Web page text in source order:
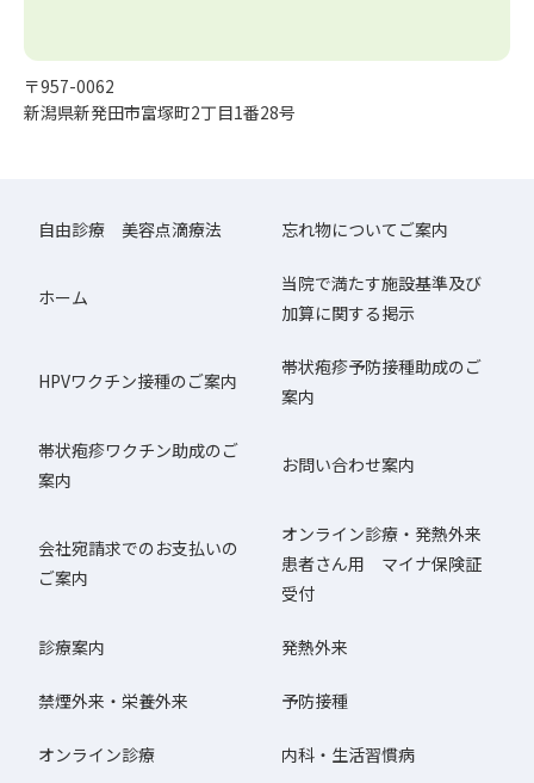
〒957-0062
新潟県新発田市富塚町2丁目1番28号
自由診療 美容点滴療法 忘れ物についてご案内
ホーム
当院で満たす施設基準及び
加算に関する掲示
HPVワクチン接種のご案内
帯状疱疹予防接種助成のご
案内
帯状疱疹ワクチン助成のご
案内
お問い合わせ案内
会社宛請求でのお支払いの
ご案内
オンライン診療・発熱外来
患者さん用 マイナ保険証
受付
診療案内 発熱外来
禁煙外来・栄養外来 予防接種
オンライン診療 内科・生活習慣病